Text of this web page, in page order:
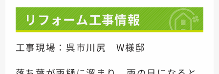
リフォーム工事情報
工事現場：呉市川尻 W様邸